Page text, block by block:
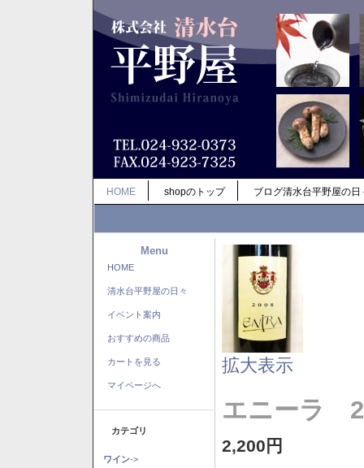
HOME shopのトップ ブログ清水台平野屋の日
Menu
HOME
清水台平野屋の日々
イベント案内
おすすめの商品
カートを見る
マイページへ
カテゴリ
ワイン->
拡大表示
エニーラ
2,200円